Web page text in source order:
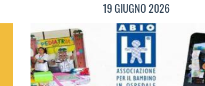
19 GIUGNO 2026